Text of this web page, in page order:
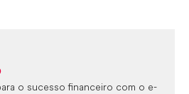
o sucesso financeiro com o e-